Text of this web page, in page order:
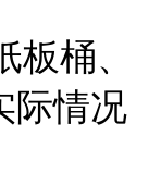
板桶、
际情况